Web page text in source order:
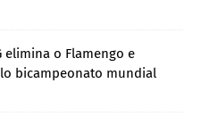
elimina o Flamengo e
bicampeonato mundial